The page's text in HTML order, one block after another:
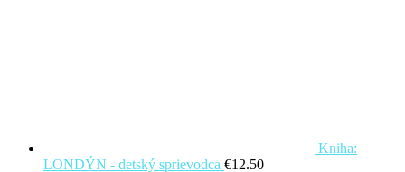
Kniha:
LONDÝN - detský sprievodca €12.50